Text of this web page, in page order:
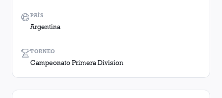
TORNEO
Campeonato Primera Division
PAÍS
Argentina